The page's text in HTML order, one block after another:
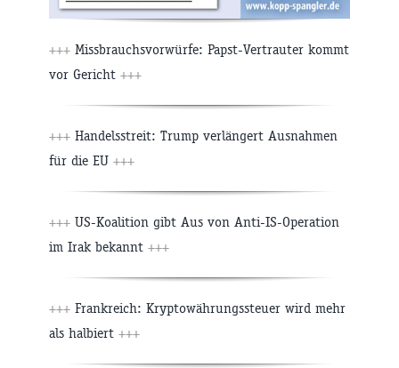
+++ Missbrauchsvorwürfe: Papst-Vertrauter kommt
vor Gericht +++
+++ Handelsstreit: Trump verlängert Ausnahmen
für die EU +++
+++ US-Koalition gibt Aus von Anti-IS-Operation
im Irak bekannt +++
+++ Frankreich: Kryptowährungssteuer wird mehr
als halbiert +++